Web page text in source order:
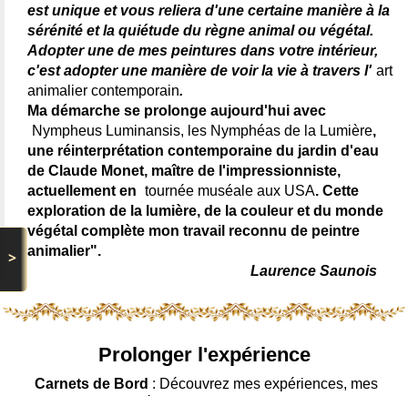
>
est unique et vous reliera d'une certaine manière à la
sérénité et la quiétude du règne animal ou végétal.
Adopter une de mes peintures dans votre intérieur,
c'est adopter une manière de voir la vie à travers l' art
animalier contemporain.
Ma démarche se prolonge aujourd'hui avec
Nympheus Luminansis, les Nymphéas de la Lumière,
une réinterprétation contemporaine du jardin d'eau
de Claude Monet, maître de l'impressionniste,
actuellement en tournée muséale aux USA. Cette
exploration de la lumière, de la couleur et du monde
végétal complète mon travail reconnu de peintre
animalier".
Laurence Saunois
Prolonger l'expérience
Carnets de Bord : Découvrez mes expériences, mes